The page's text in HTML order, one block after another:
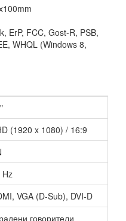
ErP, FCC, Gost-R, PSB,
WHQL (Windows 8,
(1920 x 1080) / 16:9
Hz
VGA (D-Sub), DVI-D
говорители